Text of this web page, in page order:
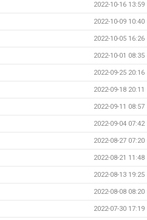
2022-10-16 13:59
2022-10-09 10:40
2022-10-05 16:26
2022-10-01 08:35
2022-09-25 20:16
2022-09-18 20:11
2022-09-11 08:57
2022-09-04 07:42
2022-08-27 07:20
2022-08-21 11:48
2022-08-13 19:25
2022-08-08 08:20
2022-07-30 17:19